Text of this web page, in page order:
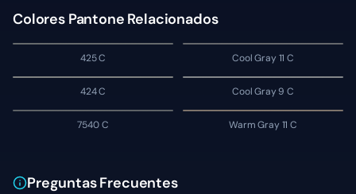
Colores Pantone Relacionados
425 C Cool Gray 11 C
424 C Cool Gray 9 C
7540 C Warm Gray 11 C
Preguntas Frecuentes